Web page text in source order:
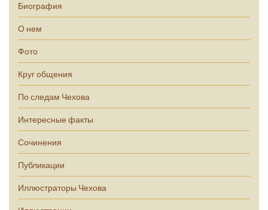
Биография
О нем
Фото
Круг общения
По следам Чехова
Интересные факты
Сочинения
Публикации
Иллюстраторы Чехова